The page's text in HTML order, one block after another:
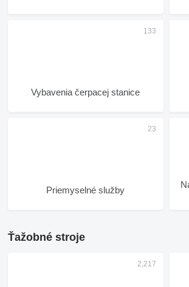
Vybavenia čerpacej stanice
Priemyselné služby
Ťažobné stroje